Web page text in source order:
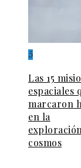
5
Las 15
espaciales
marcaron
en la
cosmos